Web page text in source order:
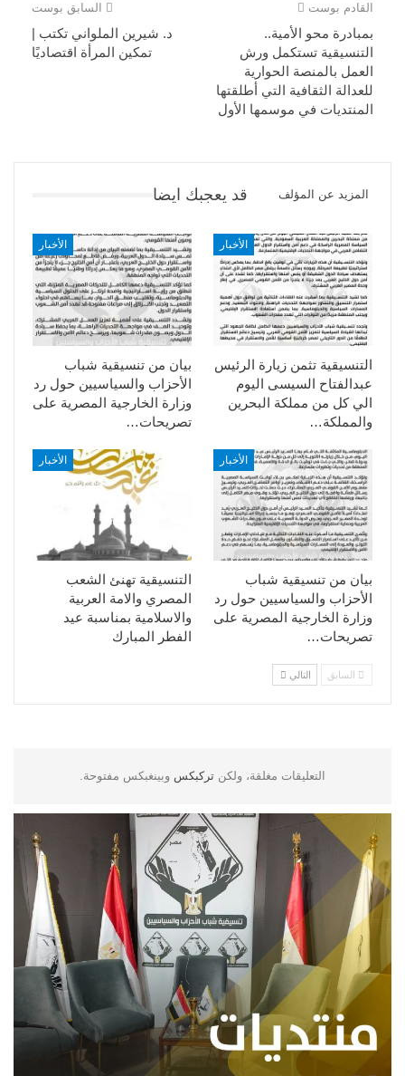
السابق بوست
د. شيرين الملواني تكتب |
تمكين المرأة اقتصاديًا
القادم بوست
بمبادرة محو الأمية..
التنسيقية تستكمل ورش
العمل بالمنصة الحوارية
للعدالة الثقافية التي أطلقتها
المنتديات في موسمها الأول
قد يعجبك ايضا المزيد عن المؤلف
الأخبار
بيان من تنسيقية شباب
الأحزاب والسياسيين حول رد
وزارة الخارجية المصرية على
تصريحات…
الأخبار
التنسيقية تثمن زيارة الرئيس
عبدالفتاح السيسى اليوم
الي كل من مملكة البحرين
والمملكة…
الأخبار
التنسيقية تهنئ الشعب
المصري والامة العربية
والاسلامية بمناسبة عيد
الفطر المبارك
الأخبار
بيان من تنسيقية شباب
الأحزاب والسياسيين حول رد
وزارة الخارجية المصرية على
تصريحات…
السابق التالي
التعليقات مغلقة، ولكن تركبكس وبينغبكس مفتوحة.